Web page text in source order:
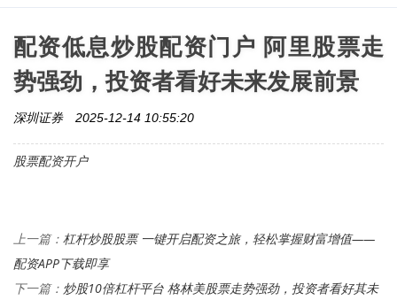
配资低息炒股配资门户 阿里股票走
势强劲，投资者看好未来发展前景
深圳证券 2025-12-14 10:55:20
股票配资开户
上一篇： 杠杆炒股股票 一键开启配资之旅，轻松掌握财富增值——
配资APP下载即享
下一篇： 炒股10倍杠杆平台 格林美股票走势强劲，投资者看好其未